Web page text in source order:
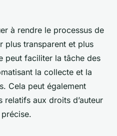
à rendre le processus de
plus transparent et plus
peut faciliter la tâche des
la collecte et la
Cela peut également
aux droits d’auteur